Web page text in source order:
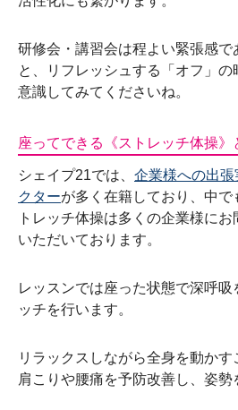
研修会・講習会は程よい緊張感で
と、リフレッシュする「オフ」
意識してみてくださいね。
座ってできる《ストレッチ体操》
シェイプ21では、 企業様への出
クターが多く在籍しており、中で
トレッチ体操は多くの企業様に
いただいております。
レッスンでは座った状態で深呼吸
ッチを行います。
リラックスしながら全身を動かす
肩こりや腰痛を予防改善し、姿勢